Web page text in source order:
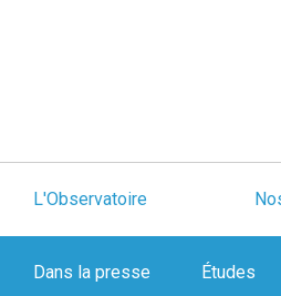
L'Observatoire
Dans la presse Études